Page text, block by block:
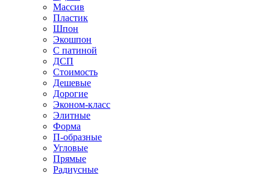
Массив
Пластик
Шпон
Экошпон
С патиной
ДСП
Стоимость
Дешевые
Дорогие
Эконом-класс
Элитные
Форма
П-образные
Угловые
Прямые
Радиусные